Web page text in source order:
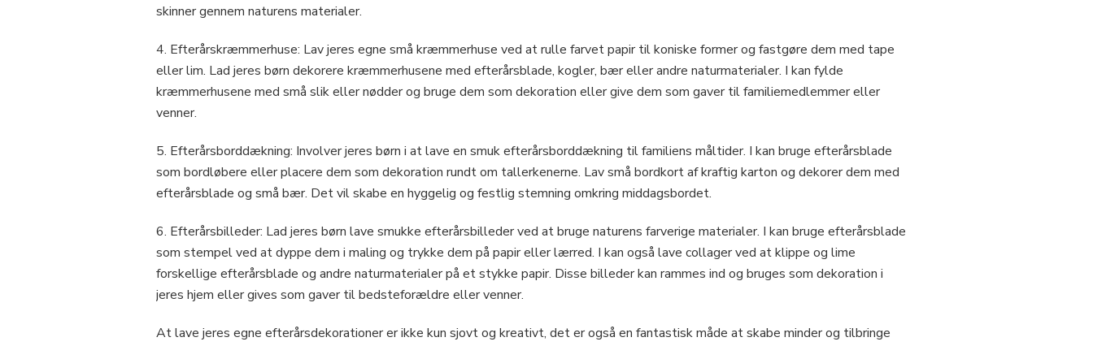
skinner gennem naturens materialer.
4. Efterårskræmmerhuse: Lav jeres egne små kræmmerhuse ved at rulle farvet papir til koniske former og fastgøre dem med tape
eller lim. Lad jeres børn dekorere kræmmerhusene med efterårsblade, kogler, bær eller andre naturmaterialer. I kan fylde
kræmmerhusene med små slik eller nødder og bruge dem som dekoration eller give dem som gaver til familiemedlemmer eller
venner.
5. Efterårsborddækning: Involver jeres børn i at lave en smuk efterårsborddækning til familiens måltider. I kan bruge efterårsblade
som bordløbere eller placere dem som dekoration rundt om tallerkenerne. Lav små bordkort af kraftig karton og dekorer dem med
efterårsblade og små bær. Det vil skabe en hyggelig og festlig stemning omkring middagsbordet.
6. Efterårsbilleder: Lad jeres børn lave smukke efterårsbilleder ved at bruge naturens farverige materialer. I kan bruge efterårsblade
som stempel ved at dyppe dem i maling og trykke dem på papir eller lærred. I kan også lave collager ved at klippe og lime
forskellige efterårsblade og andre naturmaterialer på et stykke papir. Disse billeder kan rammes ind og bruges som dekoration i
jeres hjem eller gives som gaver til bedsteforældre eller venner.
At lave jeres egne efterårsdekorationer er ikke kun sjovt og kreativt, det er også en fantastisk måde at skabe minder og tilbringe